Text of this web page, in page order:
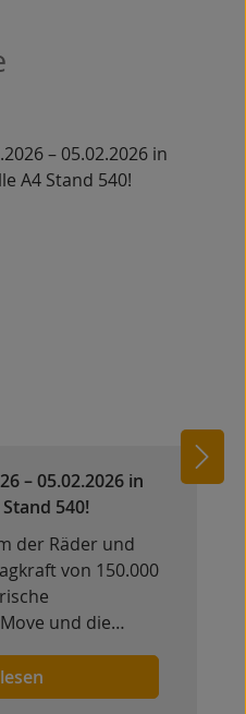
– 05.02.2026 in
540!
der Räder und
von 150.000
und die
eröffnen neue